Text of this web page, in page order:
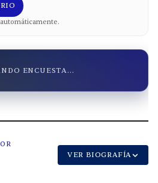
ENCUESTA...
VER BIOGRAFÍA